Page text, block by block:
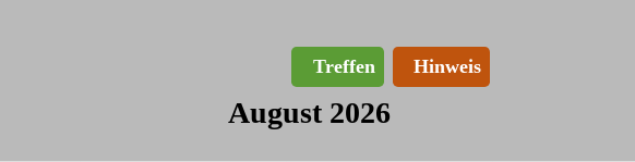
Treffen Hinweis
August 2026